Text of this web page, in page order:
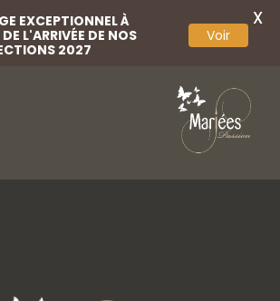
Styling 19-Rembo Styling
EXCEPTIONNEL À
L'ARRIVÉE DE NOS
2027
Voir
X